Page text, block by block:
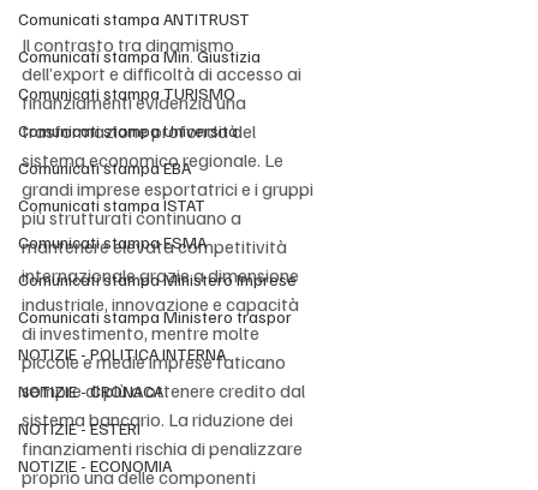
Comunicati stampa ANTITRUST
Comunicati stampa Min. Giustizia
Comunicati stampa TURISMO
Comunicati stampa Università
Comunicati stampa EBA
Comunicati stampa ISTAT
Comunicati stampa ESMA
Comunicati stampa Ministero Imprese
Comunicati stampa Ministero traspor
NOTIZIE - POLITICA INTERNA
NOTIZIE - CRONACA
NOTIZIE - ESTERI
NOTIZIE - ECONOMIA
Il contrasto tra dinamismo
dell’export e difficoltà di accesso ai
finanziamenti evidenzia una
trasformazione profonda del
sistema economico regionale. Le
grandi imprese esportatrici e i gruppi
più strutturati continuano a
mantenere elevata competitività
internazionale grazie a dimensione
industriale, innovazione e capacità
di investimento, mentre molte
piccole e medie imprese faticano
sempre di più a ottenere credito dal
sistema bancario. La riduzione dei
finanziamenti rischia di penalizzare
proprio una delle componenti